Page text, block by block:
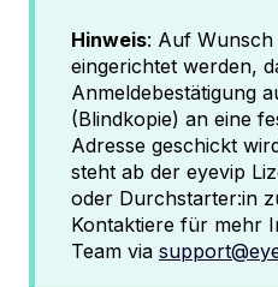
Hinweis: Auf
eingerichtet werden,
Anmeldebestätigung
(Blindkopie) an eine
Adresse geschickt
steht ab der eyevip
oder Durchstarter:in
Kontaktiere für mehr
Team via